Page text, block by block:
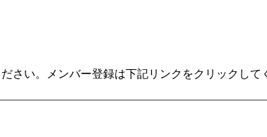
さい。メンバー登録は下記リンクをクリックして